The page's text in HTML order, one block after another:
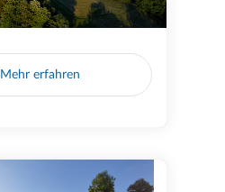
Mehr erfahren